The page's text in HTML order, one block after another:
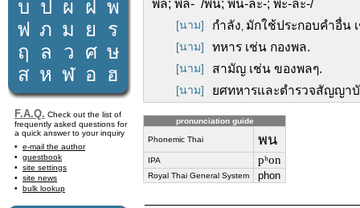
บ ป ผ ฝ พ
ฟ ภ ม ย
ร
ฤ
ล ว ศ ษ
ส ห ฬ อ ฮ
F.A.Q. Check out the list of
frequently asked questions for
a quick answer to your inquiry
e-mail the author
guestbook
site settings
site news
bulk lookup
พล; พล- /พน; พน-ละ-; พะ-ละ-/
[นาม] กำลัง, มักใช้ประกอบคำอื่น
[นาม] ทหาร เช่น กองพล.
[นาม] สามัญ เช่น ของพลๆ.
[นาม] ยศทหารและตำรวจสัญญา
pronunciation guide
Phonemic Thai พน
IPA pʰon
Royal Thai General System phon